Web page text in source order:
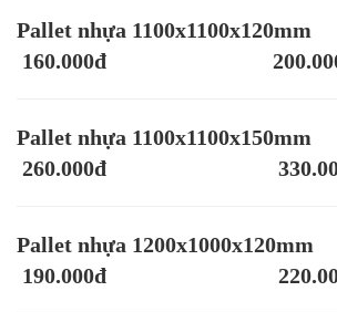
Pallet nhựa
160.000đ
Pallet nhựa
260.000đ
Pallet nhựa
190.000đ